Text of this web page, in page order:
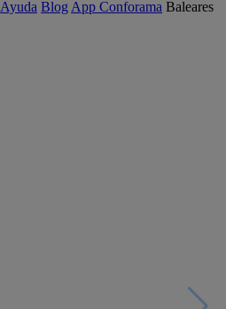
Ayuda Blog App Conforama Baleares